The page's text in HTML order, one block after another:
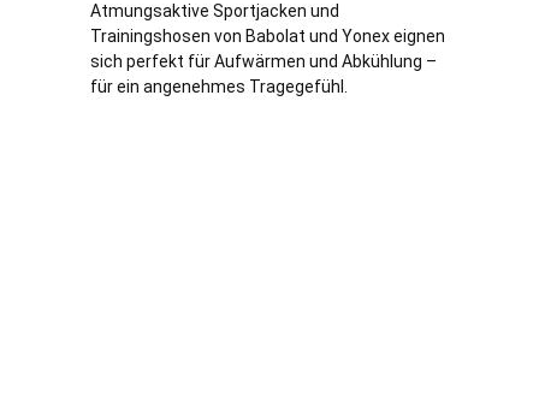
Atmungsaktive Sportjacken und
Trainingshosen von Babolat und Yonex eignen
sich perfekt für Aufwärmen und Abkühlung –
für ein angenehmes Tragegefühl.